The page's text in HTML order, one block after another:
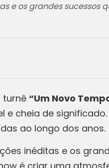
e os grandes
turnê “Um Novo
cheia de
ao longo dos anos.
inéditas e os